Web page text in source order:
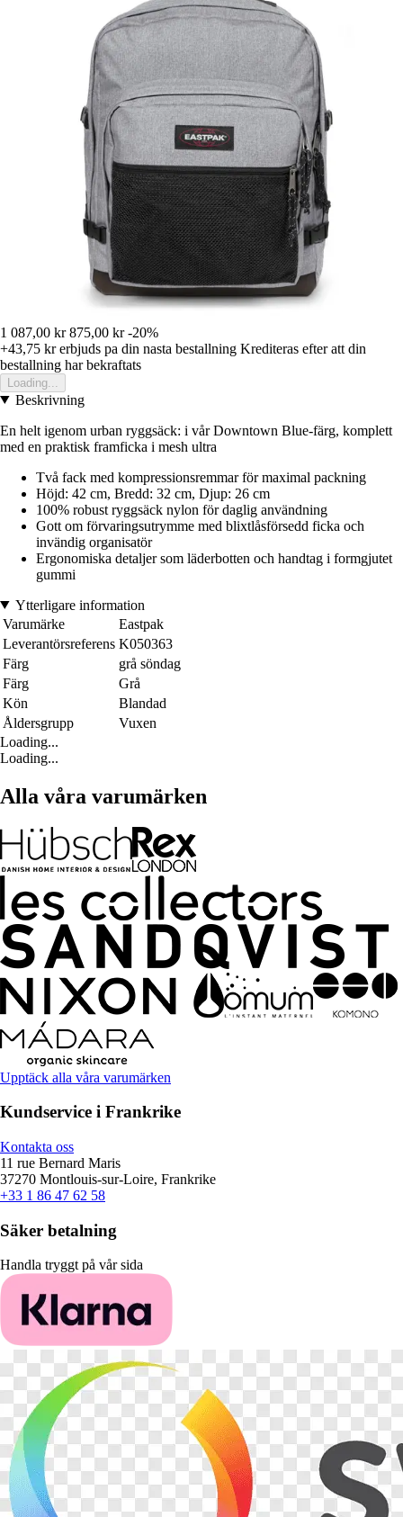
1 087,00 kr 875,00 kr -20%
+43,75 krerbjuds pa din nasta bestallning Krediteras efter att din
bestallning har bekraftats
Loading...
Beskrivning
En helt igenom urban ryggsäck: i vår Downtown Blue-färg, komplett
med en praktisk framficka i mesh ultra
Två fack med kompressionsremmar för maximal packning
Höjd: 42 cm, Bredd: 32 cm, Djup: 26 cm
100% robust ryggsäck nylon för daglig användning
Gott om förvaringsutrymme med blixtlåsförsedd ficka och
invändig organisatör
Ergonomiska detaljer som läderbotten och handtag i formgjutet
gummi
Ytterligare information
Varumärke
Eastpak
Leverantörsreferens K050363
Färg
grå söndag
Färg
Grå
Kön
Blandad
Åldersgrupp
Vuxen
Loading...
Loading...
Alla våra varumärken
Upptäck alla våra varumärken
Kundservice i Frankrike
Kontakta oss
11 rue Bernard Maris
37270 Montlouis-sur-Loire, Frankrike
+33 1 86 47 62 58
Säker betalning
Handla tryggt på vår sida